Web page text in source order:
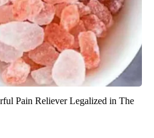
Pain Reliever Legalized in The